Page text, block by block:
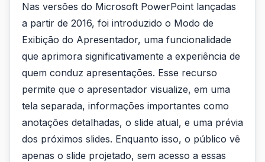
Nas versões do Microsoft PowerPoint lançadas
a partir de 2016, foi introduzido o Modo de
Exibição do Apresentador, uma funcionalidade
que aprimora significativamente a experiência de
quem conduz apresentações. Esse recurso
permite que o apresentador visualize, em uma
tela separada, informações importantes como
anotações detalhadas, o slide atual, e uma prévia
dos próximos slides. Enquanto isso, o público vê
apenas o slide projetado, sem acesso a essas